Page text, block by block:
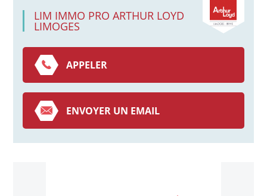
LIM IMMO PRO ARTHUR LOYD
LIMOGES
APPELER
ENVOYER UN EMAIL